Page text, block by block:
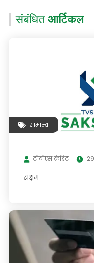
संबंधितआर्टिकल
सामान्य
टीवीएस क्रेडिट
सक्षम